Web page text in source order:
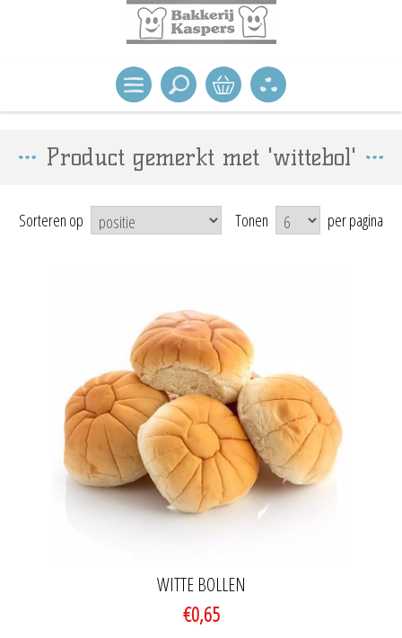
Product gemerkt met 'wittebol'
Sorteren op Tonen per pagina
WITTE BOLLEN
€0,65